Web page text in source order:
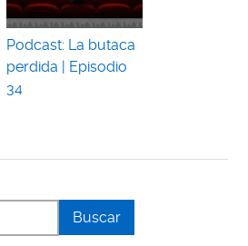
Podcast: La butaca
perdida | Episodio
34